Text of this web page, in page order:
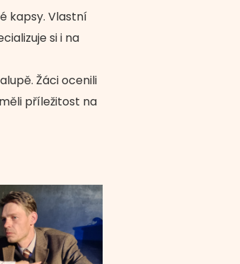
kapsy. Vlastní
si i na
Žáci ocenili
příležitost na